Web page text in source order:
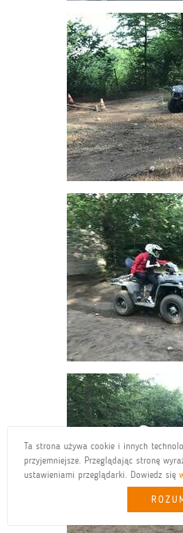
Ta strona używa cookie i innych
przyjemniejsze. Przeglądając stronę
ustawieniami przeglądarki. Dowiedz się